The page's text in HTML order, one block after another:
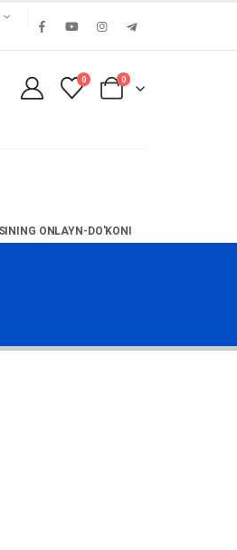
0 0
ONLAYN-DO'KONI